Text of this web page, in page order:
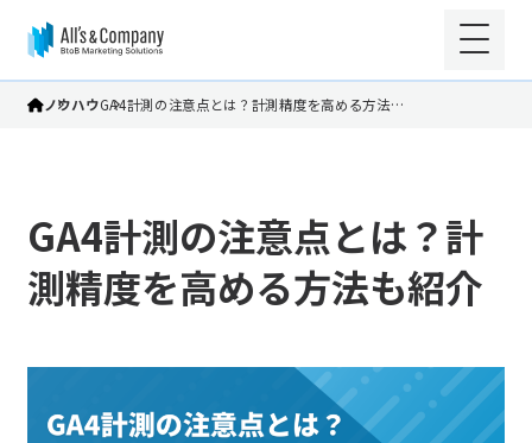
ノウハウGA4計測の注意点とは？計測精度を高める方法…
GA4計測の注意点とは？計
測精度を高める方法も紹介